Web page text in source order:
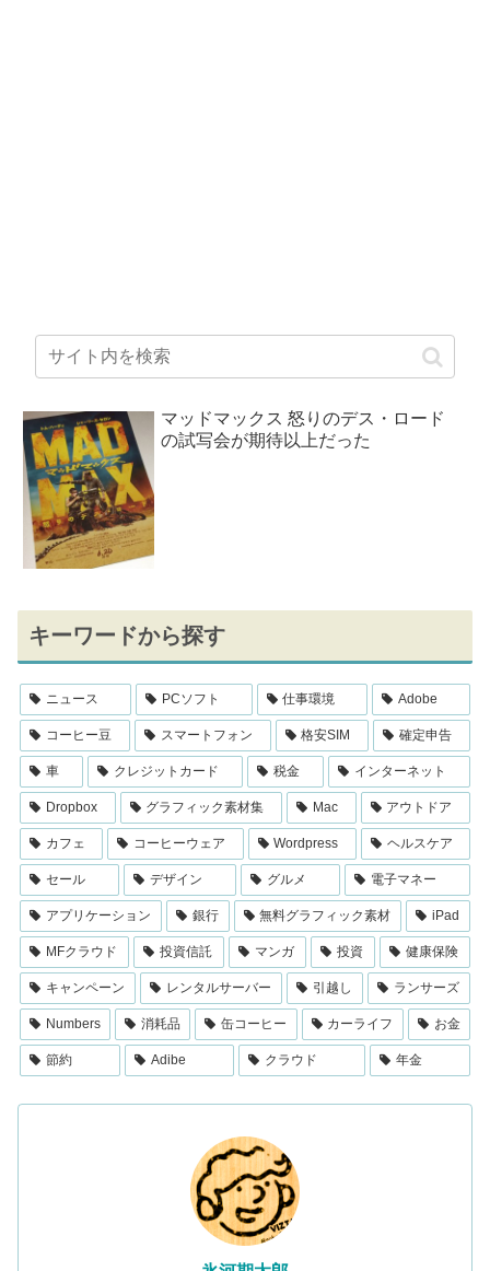
マッドマックス 怒りのデス・ロード
の試写会が期待以上だった
キーワードから探す
ニュース PCソフト 仕事環境 Adobe
コーヒー豆 スマートフォン 格安SIM 確定申告
車 クレジットカード 税金 インターネット
Dropbox グラフィック素材集 Mac アウトドア
カフェ コーヒーウェア Wordpress ヘルスケア
セール デザイン グルメ 電子マネー
アプリケーション 銀行 無料グラフィック素材 iPad
MFクラウド 投資信託 マンガ 投資 健康保険
キャンペーン レンタルサーバー 引越し ランサーズ
Numbers 消耗品 缶コーヒー カーライフ お金
節約 Adibe クラウド 年金